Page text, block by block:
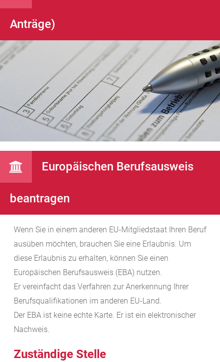
Anträge)
Europäischen Berufsausweis
beantragen
Wenn Sie in einem anderen EU-Mitgliedstaat Ihren Beruf
ausüben möchten, brauchen Sie eine Erlaubnis. Um
diese Erlaubnis zu erhalten, können Sie einen
Europäischen Berufsausweis (EBA) nutzen.
Er vereinfacht das Verfahren zur Anerkennung Ihrer
Berufsqualifikationen im anderen EU-Land.
Der EBA ist keine echte Karte. Er ist ein elektronischer
Nachweis.
Zuständige Stelle